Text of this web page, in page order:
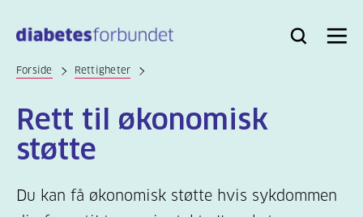
hovedinnhold
Bli
Logg
Søk Meny
Forside Rettigheter
Rett til økonomisk
støtte
Du kan få økonomisk støtte hvis sykdommen